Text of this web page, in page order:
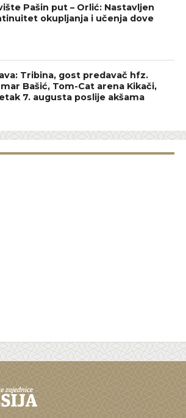
Pašin put – Orlić: Nastavljen
okupljanja i učenja dove
Tribina, gost predavač hfz.
Bašić, Tom-Cat arena Kikači,
7. augusta poslije akšama